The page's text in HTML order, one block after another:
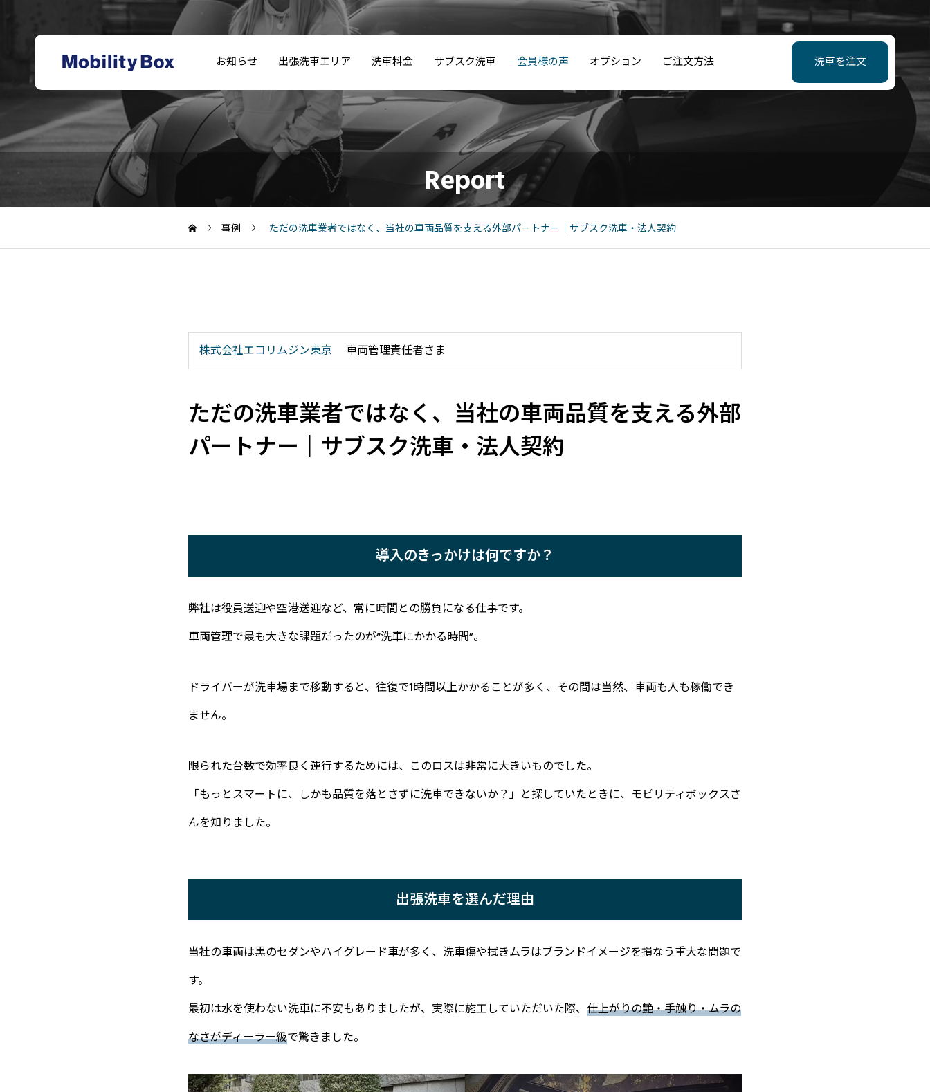
お知らせ 出張洗車エリア 洗車料金 サブスク洗車 会員様の声 オプション ご注文方法 洗車を注文
モビリティボック
ス福岡-公式サイト
開設
ラブの松浦選手に
洗車を体験いただ
きました
モビリティボック
クラブとのパー
フェラーリ洗車料
金
ランボルギーニ洗
メルセデスベン
ただの洗車業者で
はなく、当社の車
両品質を支える外
部パートナー｜サ
ブスク洗車・法人
契約
｜品川CC・松浦拓
「洗車行かない
のはデカい
く違う。水無し
車内クリーニング
セラミック/樹脂コ
トランククリー
Report
事例 ただの洗車業者ではなく、当社の車両品質を支える外部パートナー｜サブスク洗車・法人契約
株式会社エコリムジン東京 車両管理責任者さま
ただの洗車業者ではなく、当社の車両品質を支える外部
パートナー｜サブスク洗車・法人契約
導入のきっかけは何ですか？
弊社は役員送迎や空港送迎など、常に時間との勝負になる仕事です。
車両管理で最も大きな課題だったのが“洗車にかかる時間”。
ドライバーが洗車場まで移動すると、往復で1時間以上かかることが多く、その間は当然、車両も人も稼働でき
ません。
限られた台数で効率良く運行するためには、このロスは非常に大きいものでした。
「もっとスマートに、しかも品質を落とさずに洗車できないか？」と探していたときに、モビリティボックスさ
んを知りました。
出張洗車を選んだ理由
当社の車両は黒のセダンやハイグレード車が多く、洗車傷や拭きムラはブランドイメージを損なう重大な問題で
す。
最初は水を使わない洗車に不安もありましたが、実際に施工していただいた際、 仕上がりの艶・手触り・ムラの
なさがディーラー級で驚きました。